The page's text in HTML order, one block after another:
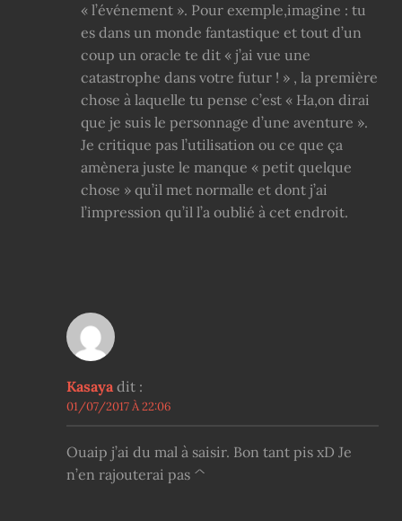
« l’événement ». Pour exemple,imagine : tu
es dans un monde fantastique et tout d’un
coup un oracle te dit « j’ai vue une
catastrophe dans votre futur ! » , la première
chose à laquelle tu pense c’est « Ha,on dirai
que je suis le personnage d’une aventure ».
Je critique pas l’utilisation ou ce que ça
amènera juste le manque « petit quelque
chose » qu’il met normalle et dont j’ai
l’impression qu’il l’a oublié à cet endroit.
Kasaya dit :
01/07/2017 À 22:06
Ouaip j’ai du mal à saisir. Bon tant pis xD Je
n’en rajouterai pas ^